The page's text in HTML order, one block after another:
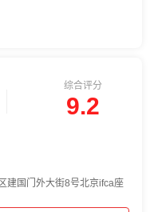
综合评分
9.2
建国门外大街8号北京ifca座